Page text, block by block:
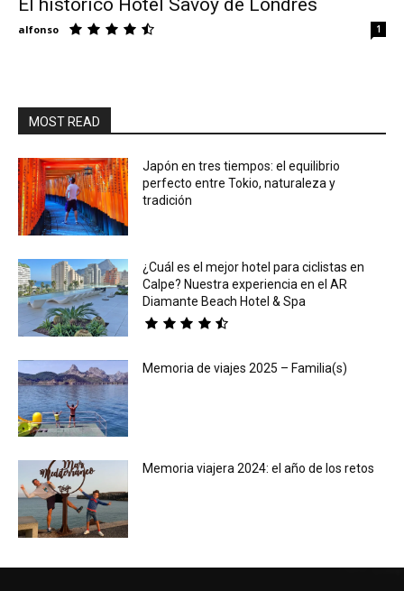
El histórico Hotel Savoy de Londres
alfonso 1
MOST READ
Japón en tres tiempos: el equilibrio
perfecto entre Tokio, naturaleza y
tradición
¿Cuál es el mejor hotel para ciclistas en
Calpe? Nuestra experiencia en el AR
Diamante Beach Hotel & Spa
Memoria de viajes 2025 – Familia(s)
Memoria viajera 2024: el año de los retos